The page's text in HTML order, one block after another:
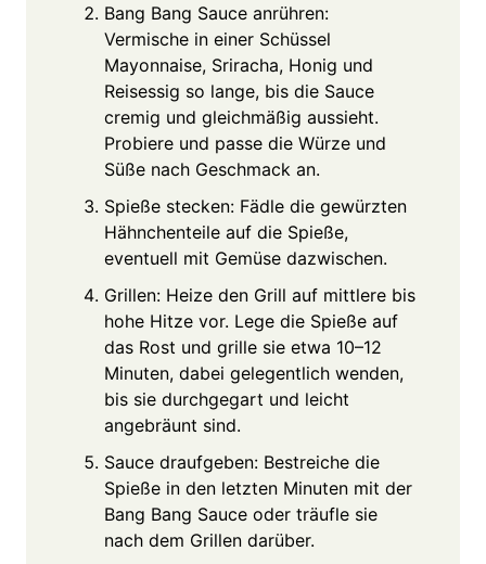
Bang Bang Sauce anrühren:
Vermische in einer Schüssel
Mayonnaise, Sriracha, Honig und
Reisessig so lange, bis die Sauce
cremig und gleichmäßig aussieht.
Probiere und passe die Würze und
Süße nach Geschmack an.
Spieße stecken: Fädle die gewürzten
Hähnchenteile auf die Spieße,
eventuell mit Gemüse dazwischen.
Grillen: Heize den Grill auf mittlere bis
hohe Hitze vor. Lege die Spieße auf
das Rost und grille sie etwa 10–12
Minuten, dabei gelegentlich wenden,
bis sie durchgegart und leicht
angebräunt sind.
Sauce draufgeben: Bestreiche die
Spieße in den letzten Minuten mit der
Bang Bang Sauce oder träufle sie
nach dem Grillen darüber.